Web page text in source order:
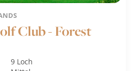
Club - Forest
9 Loch